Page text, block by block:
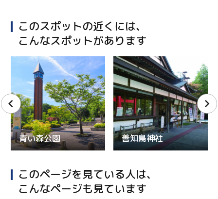
このスポットの近くには、
こんなスポットがあります
青い森公園 善知鳥神社
このページを見ている人は、
こんなページも見ています